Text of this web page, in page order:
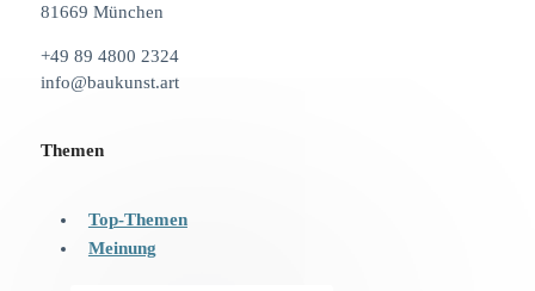
81669 München
+49 89 4800 2324
info@baukunst.art
Themen
Top-Themen
Meinung